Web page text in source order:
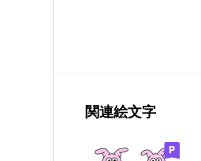
関連絵文字